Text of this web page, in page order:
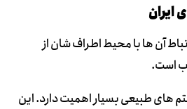
ایران
آن ها با محیط اطراف شان از
است.
های طبیعی بسیار اهمیت دارد. این